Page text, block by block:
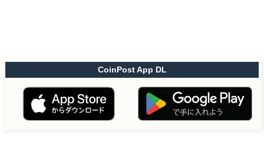
CoinPost App DL